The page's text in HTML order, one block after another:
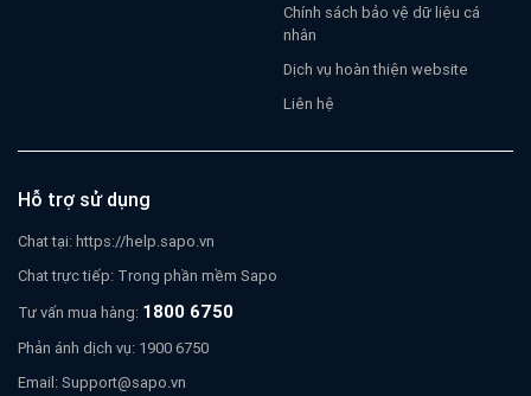
Chính sách bảo vệ dữ liệu cá
nhân
Dịch vụ hoàn thiện website
Liên hệ
Hỗ trợ sử dụng
Chat tại:https://help.sapo.vn
Chat trực tiếp: Trong phần mềm Sapo
Tư vấn mua hàng: 1800 6750
Phản ánh dịch vụ: 1900 6750
Email:Support@sapo.vn